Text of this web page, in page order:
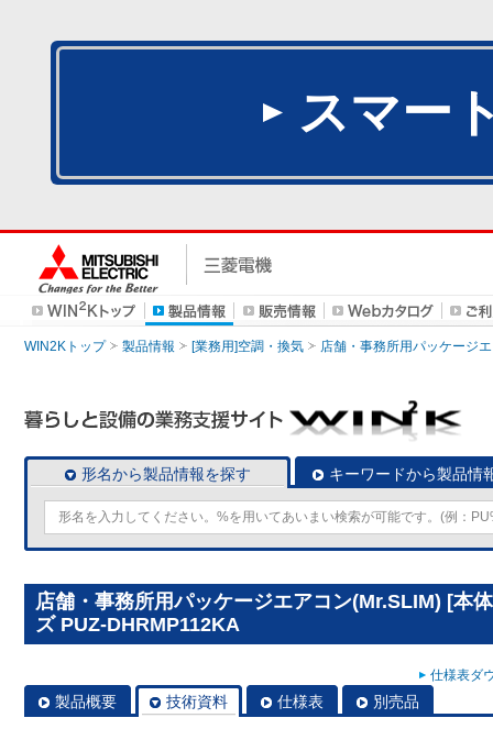
スマー
WIN2Kトップ 製品情報 [業務用]空調・換気 店舗・事務所用パッケージ
形名から製品情報を探す キーワードから製品情
店舗・事務所用パッケージエアコン(Mr.SLIM) [本
ズ PUZ-DHRMP112KA
仕様表ダ
製品概要 技術資料 仕様表 別売品